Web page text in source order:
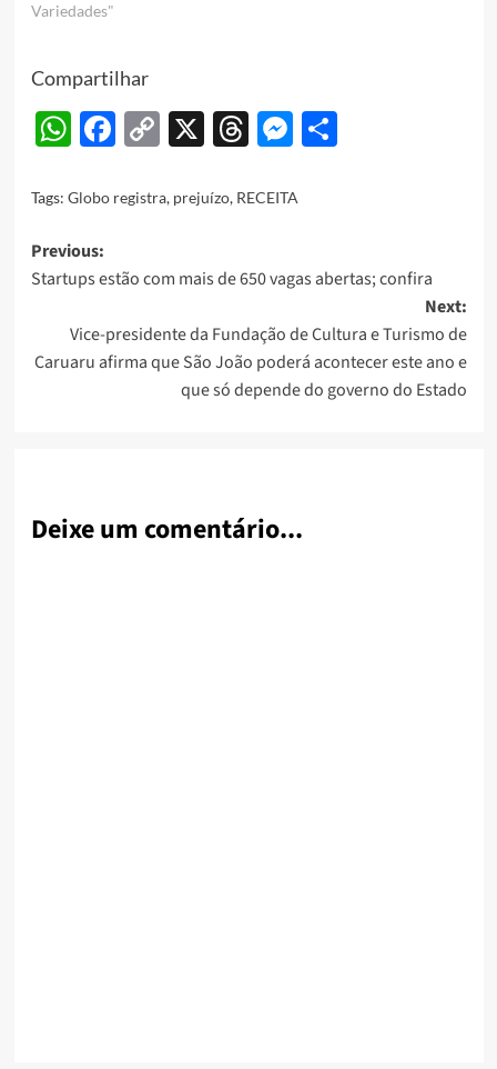
Variedades"
Compartilhar
WhatsApp
Facebook
Copy
X Threads
Messenger
Share
Tags: Globo registra, prejuízo, RECEITA
Post
navigation
Previous:
Startups estão com mais de 650 vagas abertas; confira
Next:
Vice-presidente da Fundação de Cultura e Turismo de
Caruaru afirma que São João poderá acontecer este ano e
que só depende do governo do Estado
Deixe um comentário...